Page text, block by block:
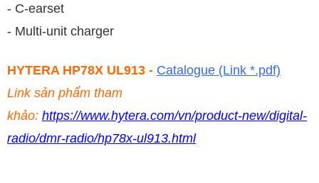
- C-earset
- Multi-unit charger
HYTERA HP78X UL913 - Catalogue (Link *.pdf)
Link sản phẩm tham
khảo: https://www.hytera.com/vn/product-new/digital-
radio/dmr-radio/hp78x-ul913.html